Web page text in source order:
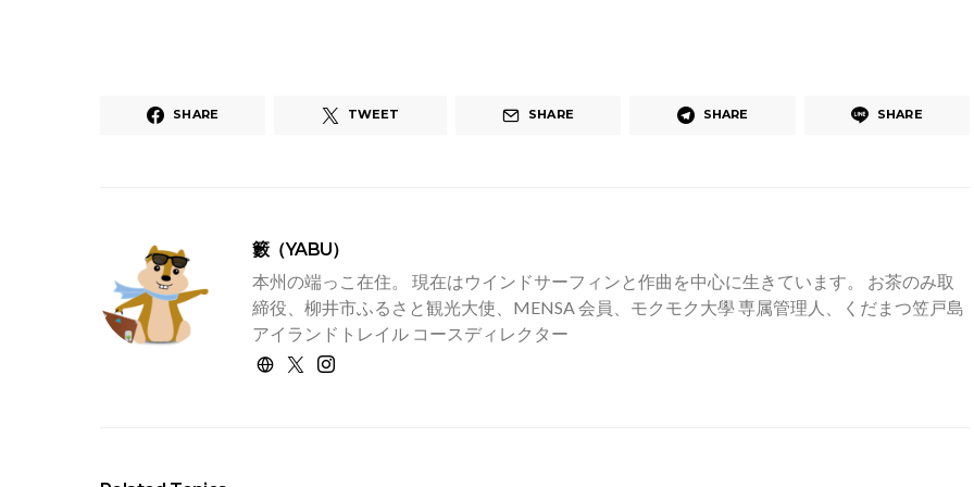
SHARE TWEET SHARE SHARE SHARE
籔（YABU）
本州の端っこ在住。 現在はウインドサーフィンと作曲を中心に生きています。 お茶のみ取
締役、柳井市ふるさと観光大使、MENSA 会員、モクモク大學 専属管理人、くだまつ笠戸島
アイランドトレイル コースディレクター